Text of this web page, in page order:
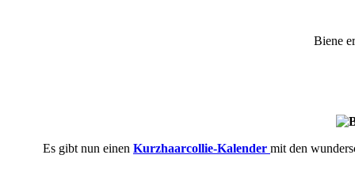
Biene
Es gibt nun einen Kurzhaarcollie-Kalender mit den